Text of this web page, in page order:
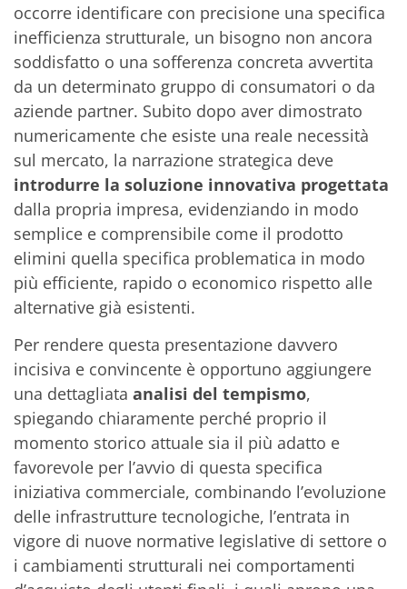
occorre identificare con precisione una specifica
inefficienza strutturale, un bisogno non ancora
soddisfatto o una sofferenza concreta avvertita
da un determinato gruppo di consumatori o da
aziende partner. Subito dopo aver dimostrato
numericamente che esiste una reale necessità
sul mercato, la narrazione strategica deve
introdurre la soluzione innovativa progettata
dalla propria impresa, evidenziando in modo
semplice e comprensibile come il prodotto
elimini quella specifica problematica in modo
più efficiente, rapido o economico rispetto alle
alternative già esistenti.
Per rendere questa presentazione davvero
incisiva e convincente è opportuno aggiungere
una dettagliata analisi del tempismo,
spiegando chiaramente perché proprio il
momento storico attuale sia il più adatto e
favorevole per l’avvio di questa specifica
iniziativa commerciale, combinando l’evoluzione
delle infrastrutture tecnologiche, l’entrata in
vigore di nuove normative legislative di settore o
i cambiamenti strutturali nei comportamenti